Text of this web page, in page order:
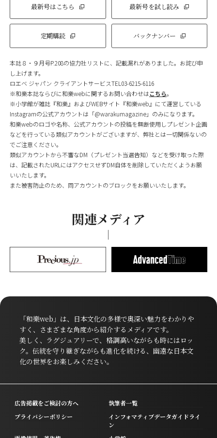
最新号はこちら 最新号を試し読み
定期購読 バックナンバー
本誌８・９月号P.208の協力社リストに、記載漏れがありました。お詫び申
し上げます。
ロエベ ジャパン クライアントサービスTEL03-6215-6116
※和樂本誌ならびに和樂webに関するお問い合わせはこちら。
※小学館が雑誌『和樂』およびWEBサイト『和樂web』にて運営している
Instagramの公式アカウントは「@warakumagazine」のみになります。
和樂webのロゴや名称、公式アカウントの投稿を無断使用しプレゼント企画
などを行っている類似アカウントがございますが、弊社とは一切関係ないの
でご注意ください。
類似アカウントから不審なDM（プレゼント当選告知）などを受け取った際
は、記載されたURLにはアクセスせずDM自体を削除していただくようお願
いいたします。
また被害防止のため、同アカウントのブロックをお願いいたします。
関連メディア
「和樂web」は、日本文化の多様で奥深い魅力をわかりや
すく、さまざまな角度から紹介するメディアです。
美しく、ラグジュアリーで、格調高いながらも時にはロッ
ク。伝統を守り継ぎながらも進化を続ける、幽遠な日本文
化の世界をお楽しみください。
広告掲載をご検討の方へ
執筆者一覧
プライバシーポリシー
インフォマティブデータガイドライ
ン